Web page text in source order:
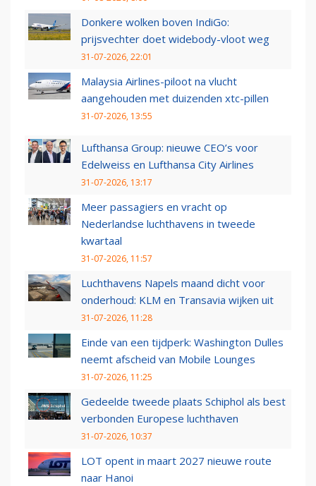
Donkere wolken boven IndiGo:
prijsvechter doet widebody-vloot weg
31-07-2026, 22:01
Malaysia Airlines-piloot na vlucht
aangehouden met duizenden xtc-pillen
31-07-2026, 13:55
Lufthansa Group: nieuwe CEO’s voor
Edelweiss en Lufthansa City Airlines
31-07-2026, 13:17
Meer passagiers en vracht op
Nederlandse luchthavens in tweede
kwartaal
31-07-2026, 11:57
Luchthavens Napels maand dicht voor
onderhoud: KLM en Transavia wijken uit
31-07-2026, 11:28
Einde van een tijdperk: Washington Dulles
neemt afscheid van Mobile Lounges
31-07-2026, 11:25
Gedeelde tweede plaats Schiphol als best
verbonden Europese luchthaven
31-07-2026, 10:37
LOT opent in maart 2027 nieuwe route
naar Hanoi